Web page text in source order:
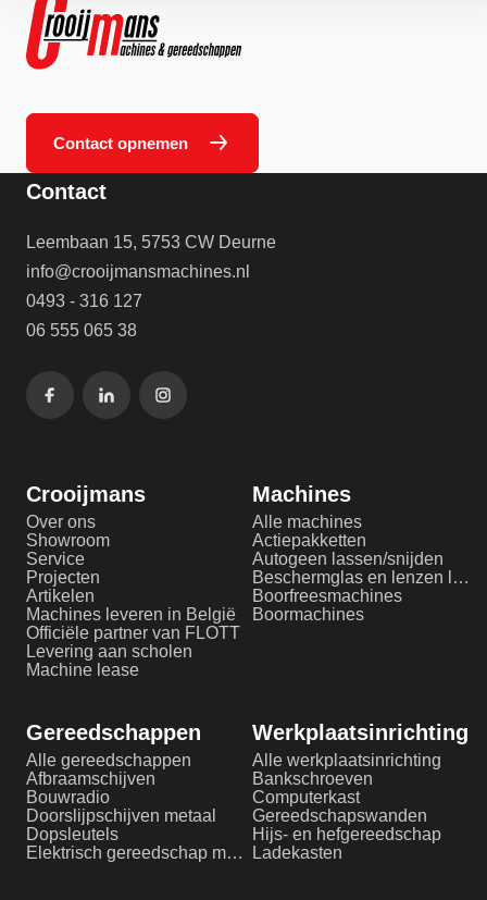
Contact opnemen
Contact
Leembaan 15, 5753 CW Deurne
info@crooijmansmachines.nl
0493 - 316 127
06 555 065 38
Crooijmans
Over ons
Showroom
Service
Projecten
Artikelen
Machines leveren in België
Officiële partner van FLOTT
Levering aan scholen
Machine lease
Machines
Alle machines
Actiepakketten
Autogeen lassen/snijden
Beschermglas en lenzen laserlassen
Boorfreesmachines
Boormachines
Gereedschappen
Alle gereedschappen
Afbraamschijven
Bouwradio
Doorslijpschijven metaal
Dopsleutels
Elektrisch gereedschap metaalbewerking
Werkplaatsinrichting
Alle werkplaatsinrichting
Bankschroeven
Computerkast
Gereedschapswanden
Hijs- en hefgereedschap
Ladekasten